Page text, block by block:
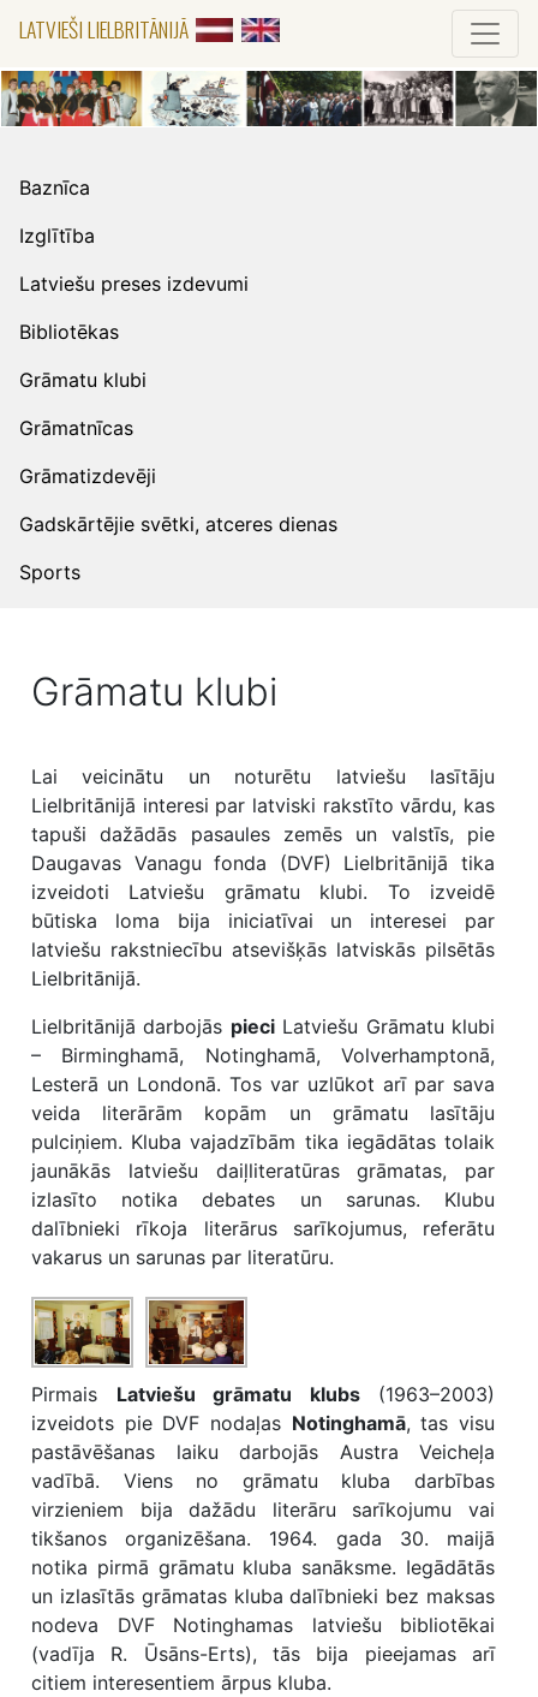
LATVIEŠI LIELBRITĀNIJĀ
Baznīca
Izglītība
Latviešu preses izdevumi
Bibliotēkas
Grāmatu klubi
Grāmatnīcas
Grāmatizdevēji
Gadskārtējie svētki, atceres dienas
Sports
Grāmatu klubi
Lai veicinātu un noturētu latviešu lasītāju
Lielbritānijā interesi par latviski rakstīto vārdu, kas
tapuši dažādās pasaules zemēs un valstīs, pie
Daugavas Vanagu fonda (DVF) Lielbritānijā tika
izveidoti Latviešu grāmatu klubi. To izveidē
būtiska loma bija iniciatīvai un interesei par
latviešu rakstniecību atsevišķās latviskās pilsētās
Lielbritānijā.
Lielbritānijā darbojās pieciLatviešu Grāmatu klubi
– Birminghamā, Notinghamā, Volverhamptonā,
Lesterā un Londonā. Tos var uzlūkot arī par sava
veida literārām kopām un grāmatu lasītāju
pulciņiem. Kluba vajadzībām tika iegādātas tolaik
jaunākās latviešu daiļliteratūras grāmatas, par
izlasīto notika debates un sarunas. Klubu
dalībnieki rīkoja literārus sarīkojumus, referātu
vakarus un sarunas par literatūru.
Pirmais Latviešu grāmatu klubs(1963–2003)
izveidots pie DVF nodaļas Notinghamā, tas visu
pastāvēšanas laiku darbojās Austra Veicheļa
vadībā. Viens no grāmatu kluba darbības
virzieniem bija dažādu literāru sarīkojumu vai
tikšanos organizēšana. 1964. gada 30. maijā
notika pirmā grāmatu kluba sanāksme. Iegādātās
un izlasītās grāmatas kluba dalībnieki bez maksas
nodeva DVF Notinghamas latviešu bibliotēkai
(vadīja R. Ūsāns-Erts), tās bija pieejamas arī
citiem interesentiem ārpus kluba.